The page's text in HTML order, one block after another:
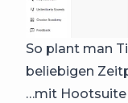
So plant man
beliebigen
…mit Hootsuite